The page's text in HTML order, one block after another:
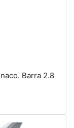
Barra 2.8